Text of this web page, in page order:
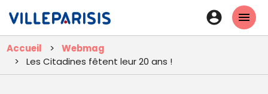
contenu
En-
tête
Accueil
Webmag
Les Citadines fêtent leur 20 ans !